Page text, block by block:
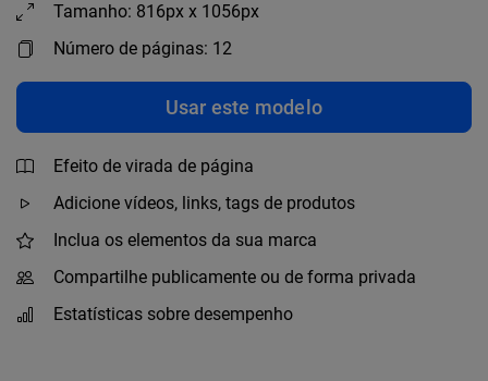
Tamanho: 816px x 1056px
Número de páginas: 12
Usar este modelo
Efeito de virada de página
Adicione vídeos, links, tags de produtos
Inclua os elementos da sua marca
Compartilhe publicamente ou de forma privada
Estatísticas sobre desempenho